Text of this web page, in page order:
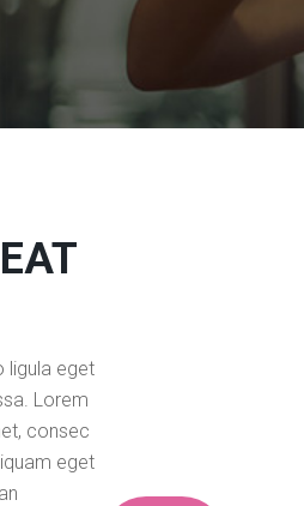
ligula eget
Lorem
consec
eget